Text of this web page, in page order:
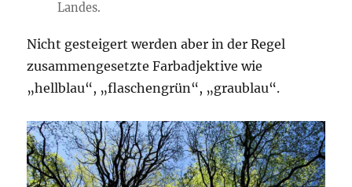
Landes.
Nicht gesteigert werden aber in der Regel
zusammengesetzte Farbadjektive wie
„hellblau“, „flaschengrün“, „graublau“.